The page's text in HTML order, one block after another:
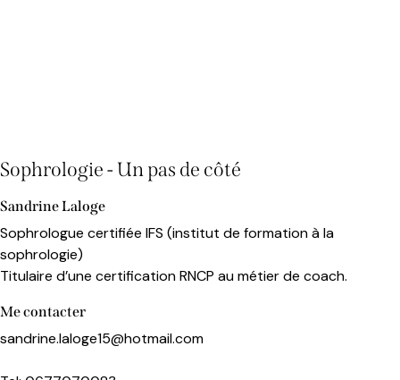
Sophrologie - Un pas de côté
Sandrine Laloge
Sophrologue certifiée IFS (institut de formation à la
sophrologie)
Titulaire d’une certification RNCP au métier de coach.
Me contacter
sandrine.laloge15@hotmail.com